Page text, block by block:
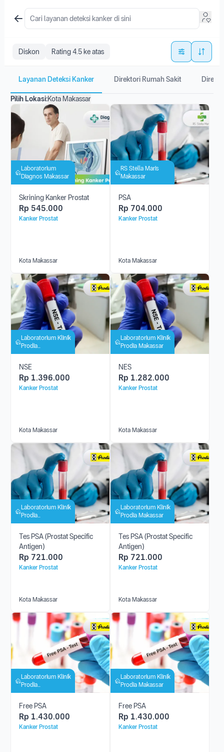
Diskon Rating 4.5 ke atas
Layanan Deteksi Kanker Direktori Rumah Sakit
Pilih Lokasi:Kota Makassar
Laboratorium
Diagnos Makassar
Skrining Kanker Prostat
Rp 545.000
Kanker Prostat
Kota Makassar
RS Stella Maris
Makassar
PSA
Rp 704.000
Kanker Prostat
Kota Makassar
Laboratorium Klinik
Prodia
Panakkukang
NSE
Rp 1.396.000
Kanker Prostat
Kota Makassar
Laboratorium Klinik
Prodia Makassar
NES
Rp 1.282.000
Kanker Prostat
Kota Makassar
Laboratorium Klinik
Prodia
Panakkukang
Tes PSA (Prostat Specific
Antigen)
Rp 721.000
Kanker Prostat
Kota Makassar
Laboratorium Klinik
Prodia Makassar
Tes PSA (Prostat Specific
Antigen)
Rp 721.000
Kanker Prostat
Kota Makassar
Laboratorium Klinik
Prodia
Panakkukang
Free PSA
Rp 1.430.000
Kanker Prostat
Laboratorium Klinik
Prodia Makassar
Free PSA
Rp 1.430.000
Kanker Prostat